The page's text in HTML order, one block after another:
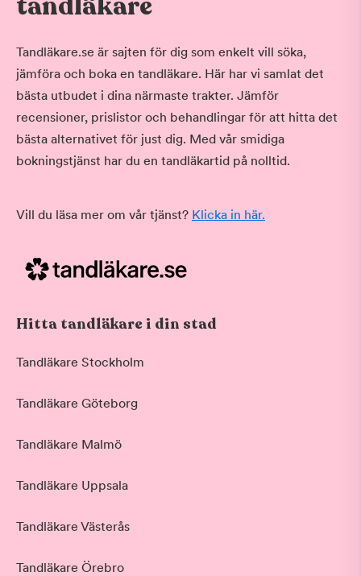
Tandläkare.se är sajten för dig som enkelt vill söka,
jämföra och boka en tandläkare. Här har vi samlat det
bästa utbudet i dina närmaste trakter. Jämför
recensioner, prislistor och behandlingar för att hitta det
bästa alternativet för just dig. Med vår smidiga
bokningstjänst har du en tandläkartid på nolltid.
Vill du läsa mer om vår tjänst? Klicka in här.
Hitta tandläkare i din stad
Tandläkare Stockholm
Tandläkare Göteborg
Tandläkare Malmö
Tandläkare Uppsala
Tandläkare Västerås
Tandläkare Örebro